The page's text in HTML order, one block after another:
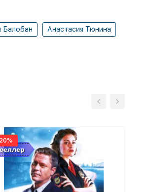
Балобан Анастасия Тюнина